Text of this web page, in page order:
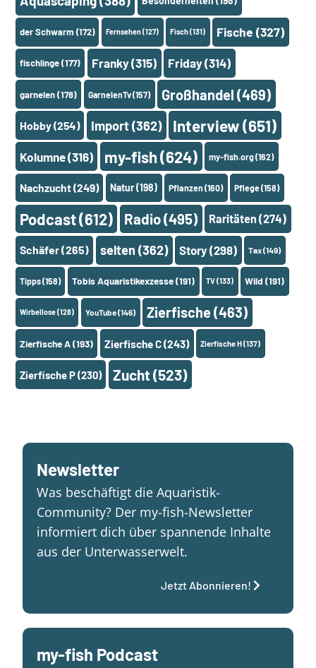
der Schwarm(172) Fernsehen(127) Fisch(131) Fische (327)
fischlinge(177) Franky(315) Friday(314)
garnelen(178) GarnelenTv(157) Großhandel (469)
Hobby(254) Import(362) Interview(651)
Kolumne(316) my-fish(624) my-fish.org(162)
Nachzucht(249) Natur(198) Pflanzen(160) Pflege(158)
Podcast(612) Radio(495) Raritäten (274)
Schäfer(265) selten (362) Story (298) Tax(149)
Tipps(158) Tobis Aquaristikexzesse(191) TV(133) Wild (191)
Wirbellose(128) YouTube(146) Zierfische(463)
Zierfische A(193) Zierfische C(243) Zierfische H(137)
Zierfische P(230) Zucht(523)
Newsletter
Was beschäftigt die Aquaristik-
Community? Der my-fish-Newsletter
informiert dich über spannende Inhalte
aus der Unterwasserwelt.
Jetzt Abonnieren!
my-fish Podcast